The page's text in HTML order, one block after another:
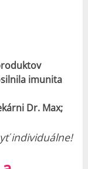
imunita
Dr. Max;
individuálne!